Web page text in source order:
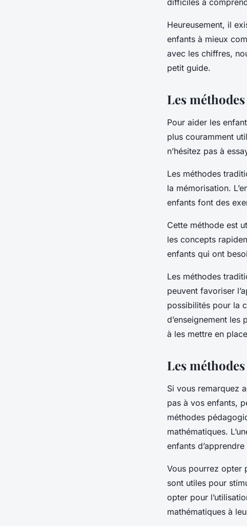
mieux comprendre
difficiles à
Heureusement, il
enfants à mieux
avec les chiffres,
petit guide.
Les
Pour aider les
plus couramment
n’hésitez pas à
Les méthodes
la mémorisation.
enfants font des
Cette méthode est
les concepts
enfants qui ont
Les méthodes
peuvent favoriser
possibilités pour la
d’enseignement les
à les mettre en
Les
Si vous remarquez
pas à vos enfants,
méthodes
mathématiques.
enfants
Vous pourrez opter
sont utiles pour
opter pour
mathématiques à